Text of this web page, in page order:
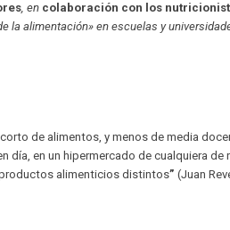
, en colaboración con los
la alimentación» en escuelas y
de alimentos, y menos de media
día, en un hipermercado de cualquiera de
alimenticios distintos”(Juan